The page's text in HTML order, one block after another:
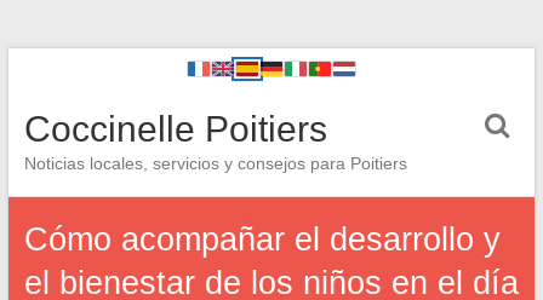
Coccinelle Poitiers
Noticias locales, servicios y consejos para Poitiers
Cómo acompañar el desarrollo y
el bienestar de los niños en el día